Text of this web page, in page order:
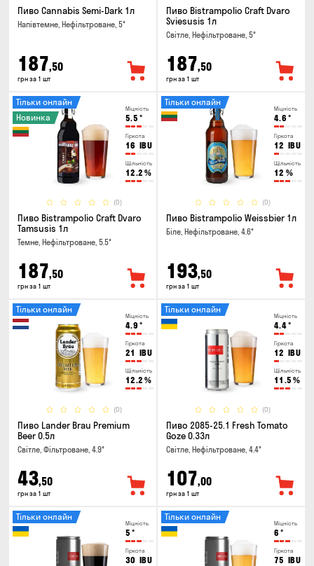
Пиво Cannabis Semi-Dark 1л
Напівтемне, Нефільтроване, 5°
187,50
грн за 1 шт
Пиво Bistrampolio Craft Dvaro
Sviesusis 1л
Світле, Нефільтроване, 5°
187,50
грн за 1 шт
Міцність
5.5 °
Гіркота
16 IBU
Щільність
12.2 %
(0)
Тільки онлайн
Новинка
Пиво Bistrampolio Craft Dvaro
Tamsusis 1л
Темне, Нефільтроване, 5.5°
187,50
грн за 1 шт
Міцність
4.6 °
Гіркота
12 IBU
Щільність
12 %
(0)
Тільки онлайн
Пиво Bistrampolio Weissbier 1л
Біле, Нефільтроване, 4.6°
193,50
грн за 1 шт
Міцність
4.9 °
Гіркота
21 IBU
Щільність
12.2 %
(0)
Тільки онлайн
Пиво Lander Brau Premium
Beer 0.5л
Світле, Фільтроване, 4.9°
43,50
грн за 1 шт
Міцність
4.4°
Гіркота
12 IBU
Щільність
11.5 %
(0)
Тільки онлайн
Пиво 2085-25.1 Fresh Tomato
Goze 0.33л
Світле, Нефільтроване, 4.4°
107,00
грн за 1 шт
Міцність
5 °
Гіркота
30 IBU
Тільки онлайн
Міцність
6 °
Гіркота
75 IBU
Тільки онлайн